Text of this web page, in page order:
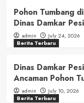
Pohon Tumbang
Dinas Damkar
admin
July 24, 2026
Berita Terbaru
Dinas Damkar
Ancaman Pohon
admin
July 10, 2026
Berita Terbaru